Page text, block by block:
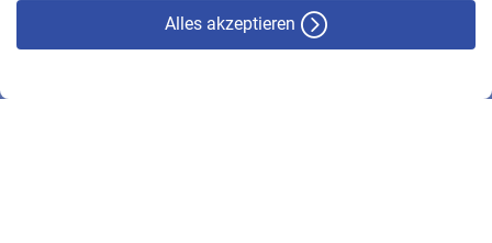
Alles akzeptieren
© VBL 2026